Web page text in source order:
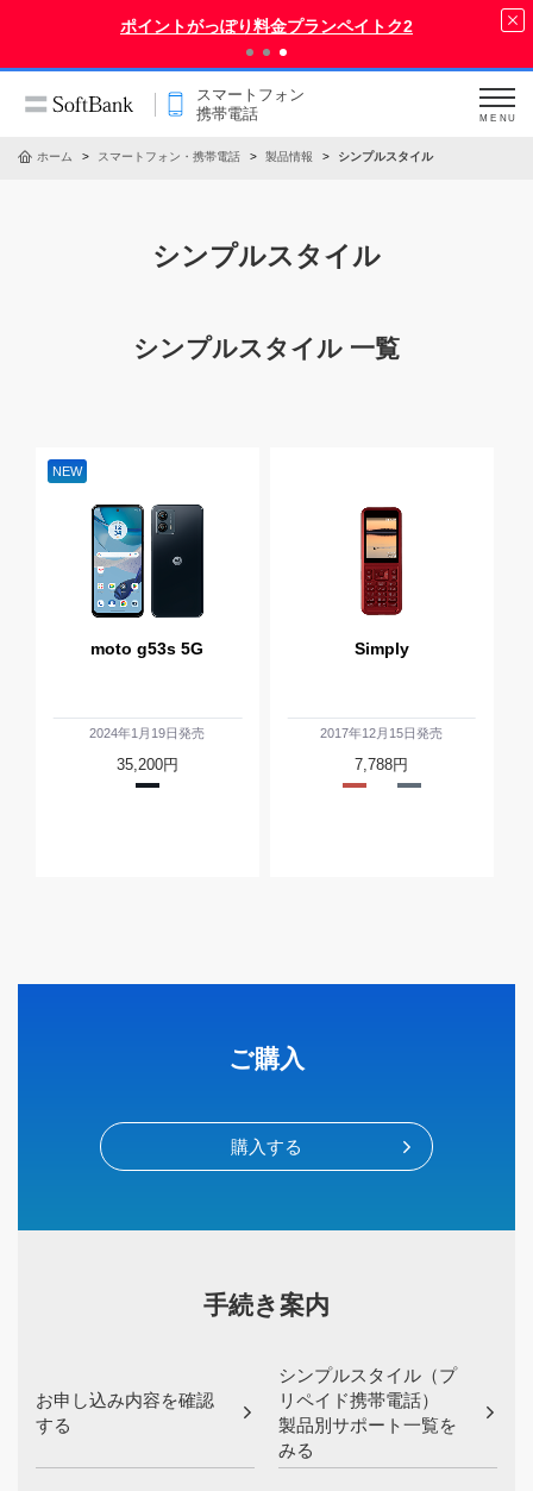
ポイントがっぽり料金プランペイトク2
スマートフォン
携帯電話
MENU
ホーム スマートフォン・携帯電話 製品情報 シンプルスタイル
シンプルスタイル
シンプルスタイル 一覧
NEW
moto g53s 5G
2024年1月19日発売
35,200円
Simply
2017年12月15日発売
7,788円
ご購入
購入する
手続き案内
お申し込み内容を確認
する
シンプルスタイル（プ
リペイド携帯電話）
製品別サポート一覧を
みる